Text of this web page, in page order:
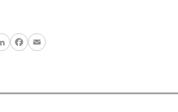
LinkedInFacebook
Email